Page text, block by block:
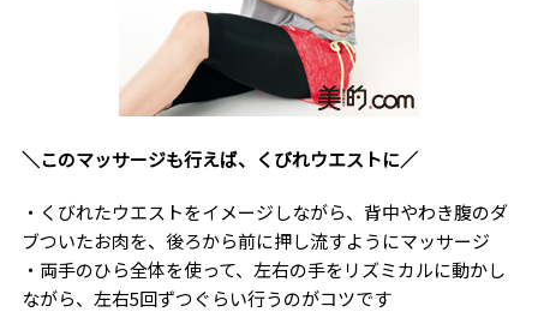
＼このマッサージも行えば、くびれウエストに／
・くびれたウエストをイメージしながら、背中やわき腹のダ
ブついたお肉を、後ろから前に押し流すようにマッサージ
・両手のひら全体を使って、左右の手をリズミカルに動かし
ながら、左右5回ずつぐらい行うのがコツです